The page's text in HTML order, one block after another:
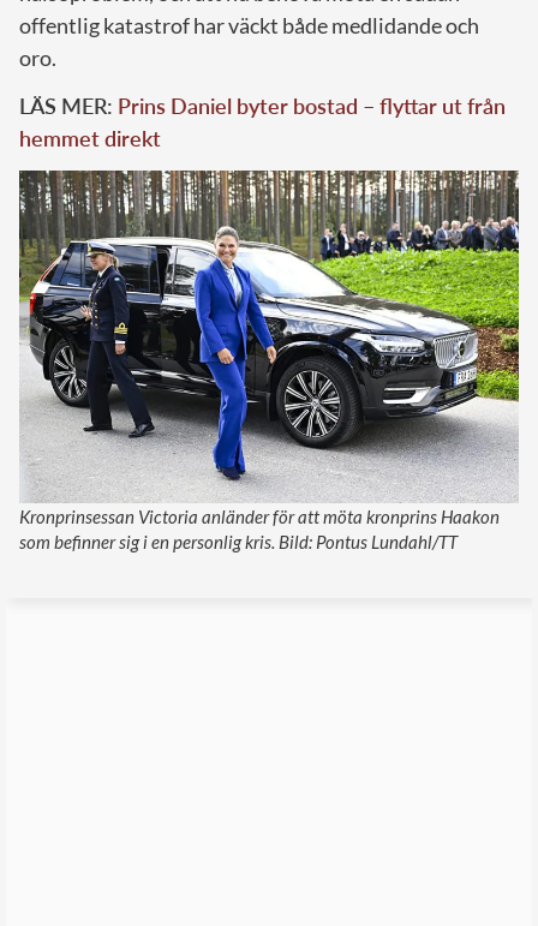
offentlig katastrof har väckt både medlidande och
oro.
LÄS MER: Prins Daniel byter bostad – flyttar ut från
hemmet direkt
Kronprinsessan Victoria anländer för att möta kronprins Haakon
som befinner sig i en personlig kris. Bild: Pontus Lundahl/TT